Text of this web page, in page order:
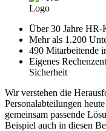
Über 30 Jahre HR-
Mehr als 1.200
490 Mitarbeitende
Eigenes
Sicherheit
Wir verstehen die
Personalabteilungen
gemeinsam passende
Beispiel auch in diesen